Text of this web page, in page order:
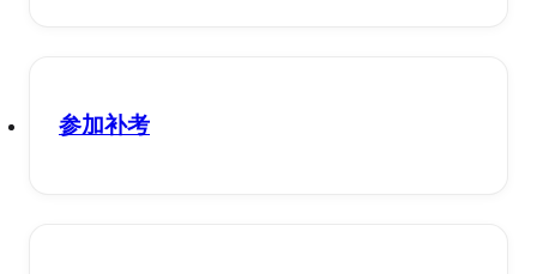
参加补考